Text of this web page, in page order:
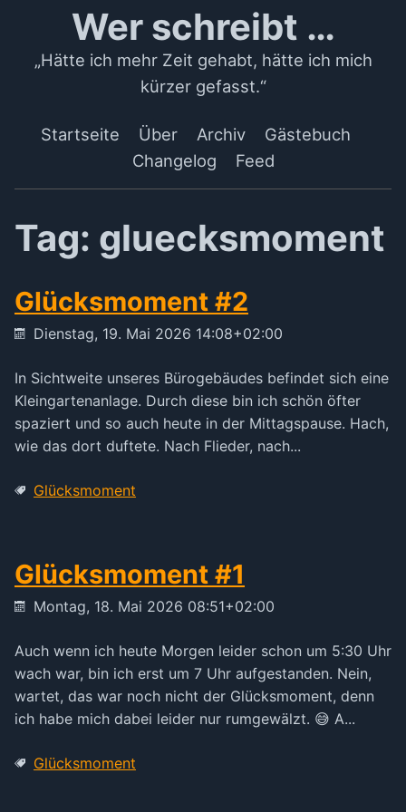
Wer schreibt …
„Hätte ich mehr Zeit gehabt, hätte ich mich
kürzer gefasst.“
Startseite Über Archiv
Gästebuch
Changelog
Feed
Tag: gluecksmoment
Glücksmoment #2
Dienstag, 19. Mai 2026 14:08+02:00
In Sichtweite unseres Bürogebäudes befindet sich eine
Kleingartenanlage. Durch diese bin ich schön öfter
spaziert und so auch heute in der Mittagspause. Hach,
wie das dort duftete. Nach Flieder, nach...
Glücksmoment
Glücksmoment #1
Montag, 18. Mai 2026 08:51+02:00
Auch wenn ich heute Morgen leider schon um 5:30 Uhr
wach war, bin ich erst um 7 Uhr aufgestanden. Nein,
wartet, das war noch nicht der Glücksmoment, denn
ich habe mich dabei leider nur rumgewälzt. 😅 A...
Glücksmoment